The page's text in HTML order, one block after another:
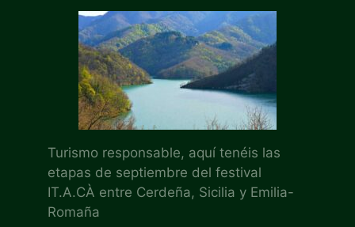
Turismo responsable, aquí tenéis las
etapas de septiembre del festival
IT.A.CÀ entre Cerdeña, Sicilia y Emilia-
Romaña